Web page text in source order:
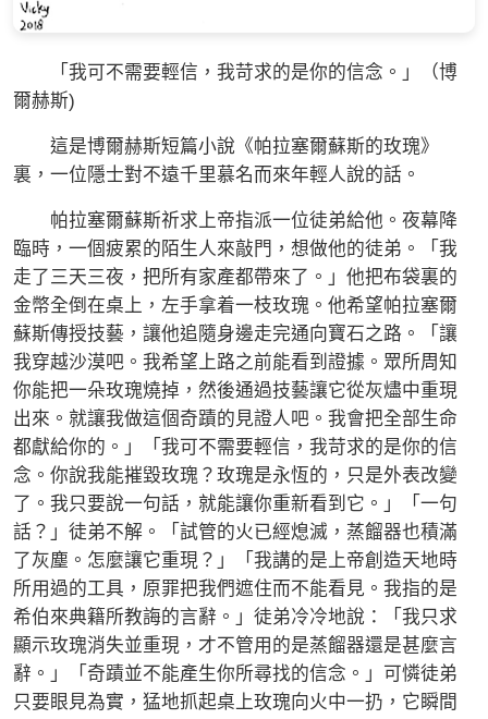
「我可不需要輕信，我苛求的是你的信念。」（博
爾赫斯)
這是博爾赫斯短篇小說《帕拉塞爾蘇斯的玫瑰》
裏，一位隱士對不遠千里慕名而來年輕人說的話。
帕拉塞爾蘇斯祈求上帝指派一位徒弟給他。夜幕降
臨時，一個疲累的陌生人來敲門，想做他的徒弟。「我
走了三天三夜，把所有家產都帶來了。」他把布袋裏的
金幣全倒在桌上，左手拿着一枝玫瑰。他希望帕拉塞爾
蘇斯傳授技藝，讓他追隨身邊走完通向寶石之路。「讓
我穿越沙漠吧。我希望上路之前能看到證據。眾所周知
你能把一朵玫瑰燒掉，然後通過技藝讓它從灰燼中重現
出來。就讓我做這個奇蹟的見證人吧。我會把全部生命
都獻給你的。」「我可不需要輕信，我苛求的是你的信
念。你說我能摧毀玫瑰？玫瑰是永恆的，只是外表改變
了。我只要說一句話，就能讓你重新看到它。」「一句
話？」徒弟不解。「試管的火已經熄滅，蒸餾器也積滿
了灰塵。怎麼讓它重現？」「我講的是上帝創造天地時
所用過的工具，原罪把我們遮住而不能看見。我指的是
希伯來典籍所教誨的言辭。」徒弟冷冷地說：「我只求
顯示玫瑰消失並重現，才不管用的是蒸餾器還是甚麼言
辭。」「奇蹟並不能產生你所尋找的信念。」可憐徒弟
只要眼見為實，猛地抓起桌上玫瑰向火中一扔，它瞬間